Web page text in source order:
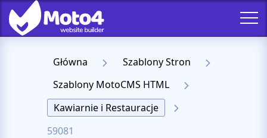
Główna
Szablony Stron
Szablony MotoCMS HTML
Kawiarnie i Restauracje
59081